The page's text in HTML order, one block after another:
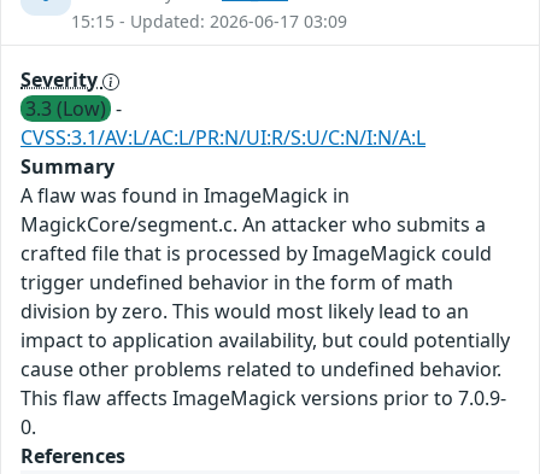
15:15 - Updated: 2026-06-17 03:09
Severity
3.3 (Low) -
CVSS:3.1/AV:L/AC:L/PR:N/UI:R/S:U/C:N/I:N/A:L
Summary
A flaw was found in ImageMagick in
MagickCore/segment.c. An attacker who submits a
crafted file that is processed by ImageMagick could
trigger undefined behavior in the form of math
division by zero. This would most likely lead to an
impact to application availability, but could potentially
cause other problems related to undefined behavior.
This flaw affects ImageMagick versions prior to 7.0.9-
0.
References